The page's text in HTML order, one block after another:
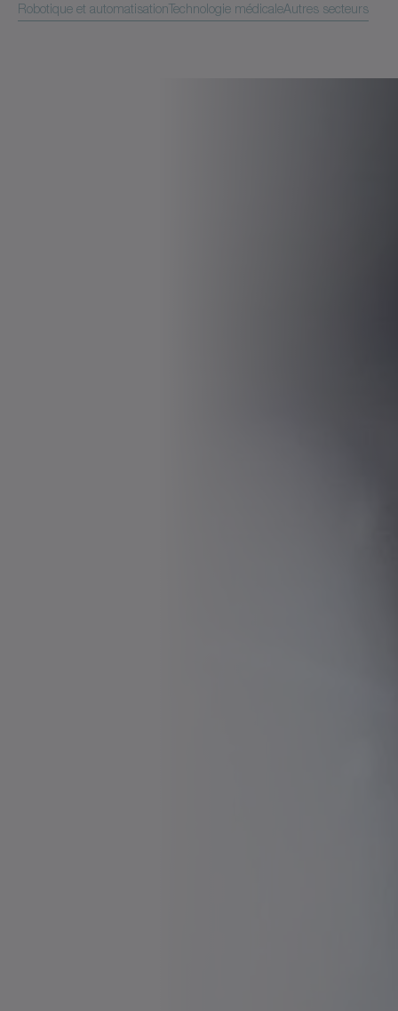
Robotique et automatisationTechnologie médicaleAutres secteurs